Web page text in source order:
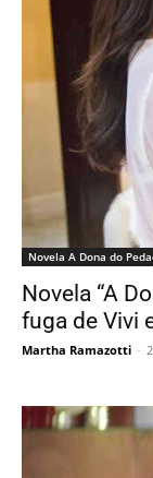
Novela A Dona do
Novela “A
fuga de Vivi
Martha Ramazotti -